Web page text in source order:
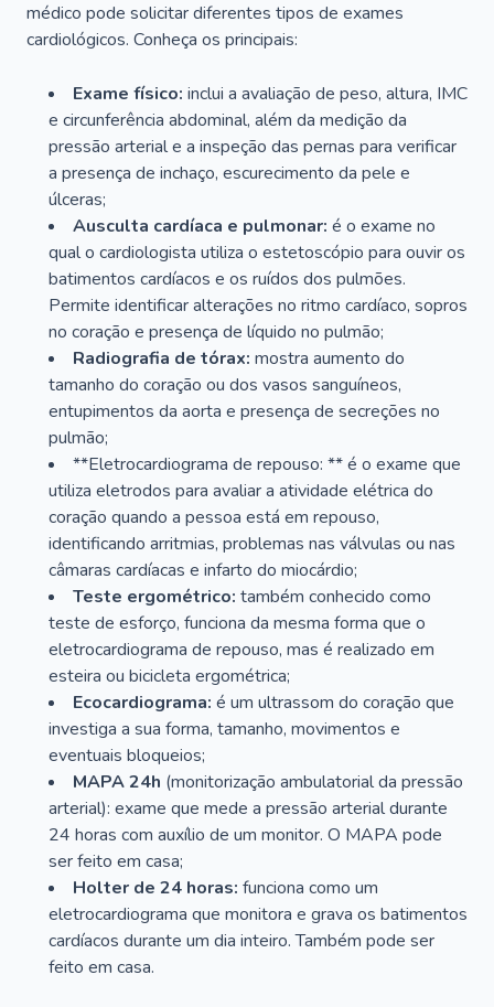
médico pode solicitar diferentes tipos de exames
cardiológicos. Conheça os principais:
Exame físico: inclui a avaliação de peso, altura, IMC
e circunferência abdominal, além da medição da
pressão arterial e a inspeção das pernas para verificar
a presença de inchaço, escurecimento da pele e
úlceras;
Ausculta cardíaca e pulmonar: é o exame no
qual o cardiologista utiliza o estetoscópio para ouvir os
batimentos cardíacos e os ruídos dos pulmões.
Permite identificar alterações no ritmo cardíaco, sopros
no coração e presença de líquido no pulmão;
Radiografia de tórax: mostra aumento do
tamanho do coração ou dos vasos sanguíneos,
entupimentos da aorta e presença de secreções no
pulmão;
**Eletrocardiograma de repouso: ** é o exame que
utiliza eletrodos para avaliar a atividade elétrica do
coração quando a pessoa está em repouso,
identificando arritmias, problemas nas válvulas ou nas
câmaras cardíacas e infarto do miocárdio;
Teste ergométrico: também conhecido como
teste de esforço, funciona da mesma forma que o
eletrocardiograma de repouso, mas é realizado em
esteira ou bicicleta ergométrica;
Ecocardiograma: é um ultrassom do coração que
investiga a sua forma, tamanho, movimentos e
eventuais bloqueios;
MAPA 24h (monitorização ambulatorial da pressão
arterial): exame que mede a pressão arterial durante
24 horas com auxílio de um monitor. O MAPA pode
ser feito em casa;
Holter de 24 horas: funciona como um
eletrocardiograma que monitora e grava os batimentos
cardíacos durante um dia inteiro. Também pode ser
feito em casa.